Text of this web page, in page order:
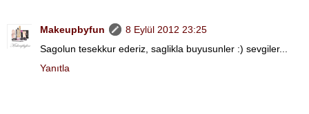
Makeupbyfun
8 Eylül 2012 23:25
Sagolun tesekkur ederiz, saglikla buyusunler :) sevgiler...
Yanıtla